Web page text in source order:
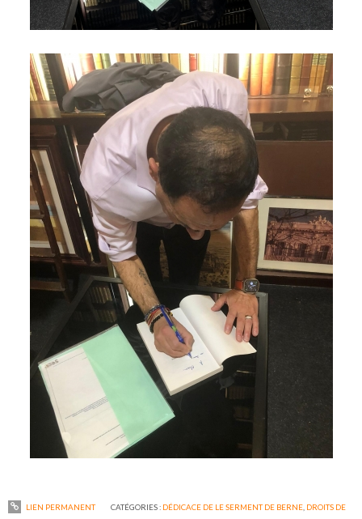
LIEN PERMANENT CATÉGORIES : DÉDICACE DE LE SERMENT DE BERNE, DROITS DE